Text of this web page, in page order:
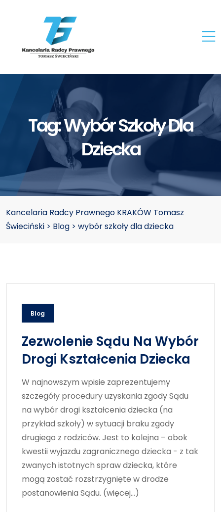
Tag:Wybór Szkoły Dla
Dziecka
Kancelaria Radcy Prawnego KRAKÓW Tomasz
Świeciński > Blog > wybór szkoły dla dziecka
Blog
Zezwolenie Sądu Na Wybór
Drogi Kształcenia Dziecka
W najnowszym wpisie zaprezentujemy
szczegóły procedury uzyskania zgody Sądu
na wybór drogi kształcenia dziecka (na
przykład szkoły) w sytuacji braku zgody
drugiego z rodziców. Jest to kolejna – obok
kwestii wyjazdu zagranicznego dziecka - z tak
zwanych istotnych spraw dziecka, które
mogą zostać rozstrzygnięte w drodze
postanowienia Sądu. (więcej…)